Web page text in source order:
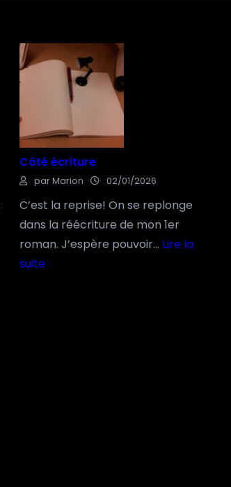
Côté écriture
par Marion 02/01/2026
C’est la reprise! On se replonge
dans la réécriture de mon 1er
roman. J’espère pouvoir… Lire la
suite